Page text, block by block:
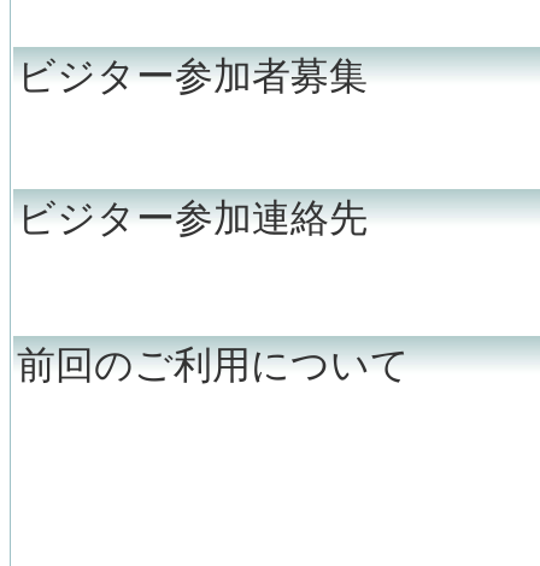
ビジター参加者募集
ビジター参加連絡先
前回のご利用について